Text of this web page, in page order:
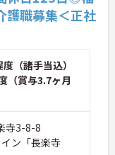
職募集＜正社
度（諸手当込）
（賞与3.7ヶ月
寺3-8-8
ン「長楽寺